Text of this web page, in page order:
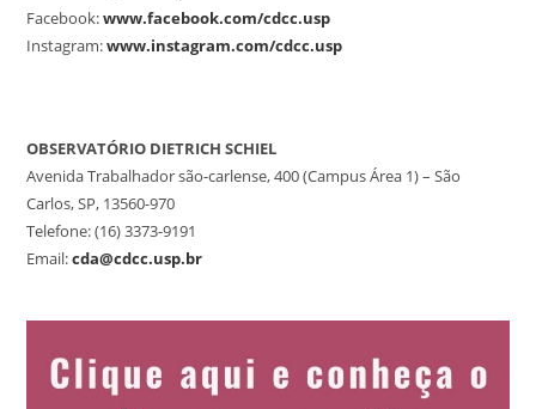
Facebook:www.facebook.com/cdcc.usp
Instagram:www.instagram.com/cdcc.usp
OBSERVATÓRIO DIETRICH SCHIEL
Avenida Trabalhador são-carlense, 400 (Campus Área 1) – São
Carlos, SP, 13560-970
Telefone: (16) 3373-9191
Email:cda@cdcc.usp.br